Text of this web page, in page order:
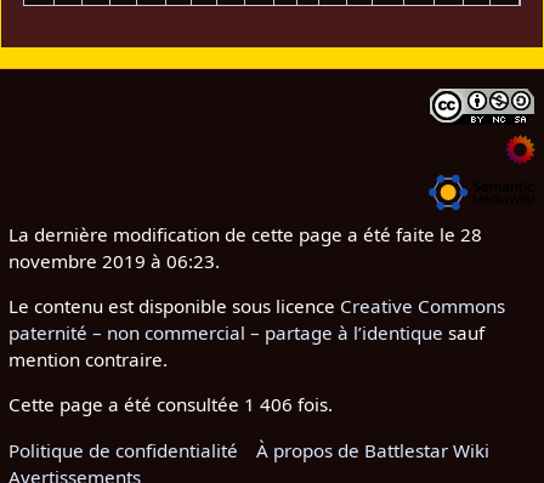
La dernière modification de cette page a été faite le 28
novembre 2019 à 06:23.
Le contenu est disponible sous licence Creative Commons
paternité – non commercial – partage à l’identique sauf
mention contraire.
Cette page a été consultée 1 406 fois.
Politique de confidentialité
À propos de Battlestar Wiki
Avertissements